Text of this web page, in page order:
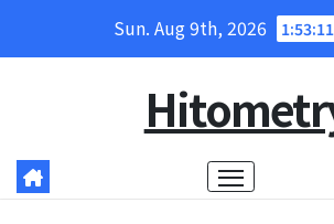
Sun. Aug 9th, 2026